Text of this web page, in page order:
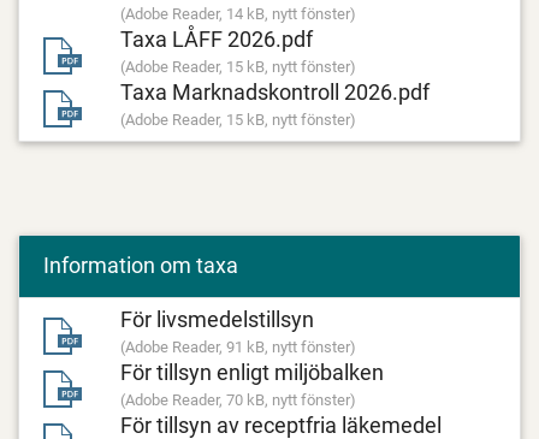
(Adobe Reader, 14 kB, nytt fönster)
Taxa LÅFF 2026.pdf
(Adobe Reader, 15 kB, nytt fönster)
Taxa Marknadskontroll 2026.pdf
(Adobe Reader, 15 kB, nytt fönster)
Information om taxa
För livsmedelstillsyn
(Adobe Reader, 91 kB, nytt fönster)
För tillsyn enligt miljöbalken
(Adobe Reader, 70 kB, nytt fönster)
För tillsyn av receptfria läkemedel